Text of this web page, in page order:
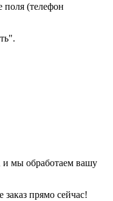
поля (телефон
мы обработаем вашу
прямо сейчас!